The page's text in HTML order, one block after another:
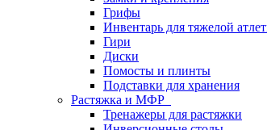
Грифы
Инвентарь для тяжелой
Гири
Диски
Помосты и плинты
Подставки для хранения
Растяжка и МФР
Тренажеры для растяжки